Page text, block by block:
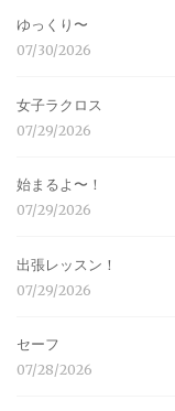
ゆっくり〜
07/30/2026
女子ラクロス
07/29/2026
始まるよ〜！
07/29/2026
出張レッスン！
07/29/2026
セーフ
07/28/2026